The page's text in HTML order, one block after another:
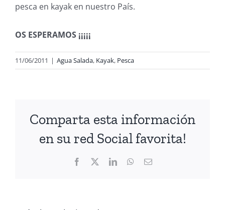
pesca en kayak en nuestro País.
OS ESPERAMOS ¡¡¡¡¡
11/06/2011 | Agua Salada, Kayak, Pesca
Comparta esta información
en su red Social favorita!
Facebook LinkedInWhatsApp
Correo